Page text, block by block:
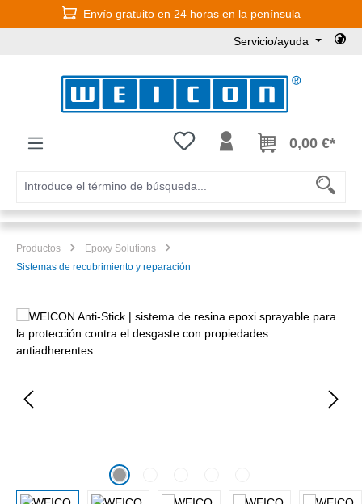
Saltar al contenido principalEnvío gratuito en 24 horas en la península
Servicio/ayuda
Tienes 0 artículos en tu lista de
0,00 €*
Productos
Epoxy Solutions
Sistemas de recubrimiento y reparación
Omitir galería de imágenes